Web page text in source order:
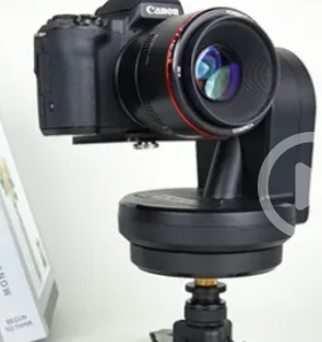
テクノロジー・ガジェット
映像・映画
ビジネス・起業
まちづくり・地域活性化